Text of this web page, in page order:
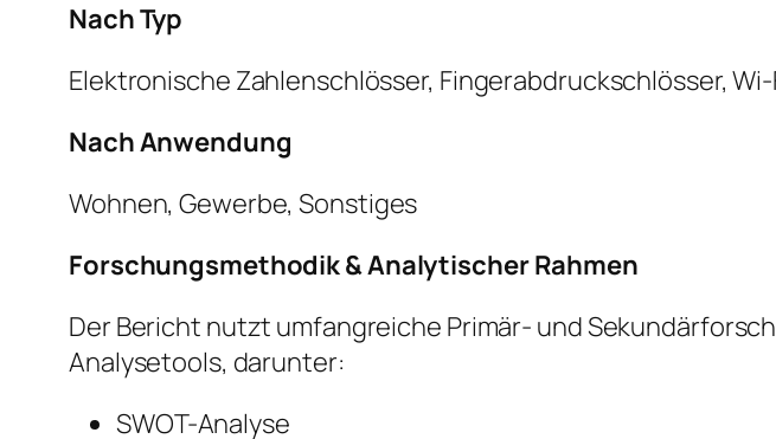
Nach Typ
Elektronische Zahlenschlösser, Fingerabdruckschlösser,
Nach Anwendung
Wohnen, Gewerbe, Sonstiges
Forschungsmethodik & Analytischer Rahmen
Der Bericht nutzt umfangreiche Primär- und
Analysetools, darunter:
SWOT-Analyse